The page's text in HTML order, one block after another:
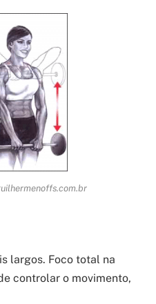
largos. Foco total na
controlar o movimento,